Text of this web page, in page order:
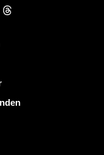
Threads